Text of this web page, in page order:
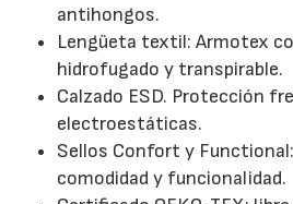
antihongos.
Lengüeta textil: Armotex
hidrofugado y transpirable.
Calzado ESD. Protección
electroestáticas.
Sellos Confort y
comodidad y funcionalidad.